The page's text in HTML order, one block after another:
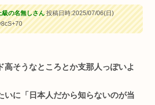
級の名無しさん投稿日時:2025/07/06(日)
高そうなところとか支那人っぽいよ
いに「日本人だから知らないのが当